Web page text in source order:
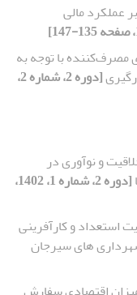
عملکرد مالی
مصرف‌کننده با توجه به
[دوره 2، شماره 2،
و نوآوری در
[دوره 2، شماره 1، 1402،
استعداد و کارآفرینی
های سیرجان